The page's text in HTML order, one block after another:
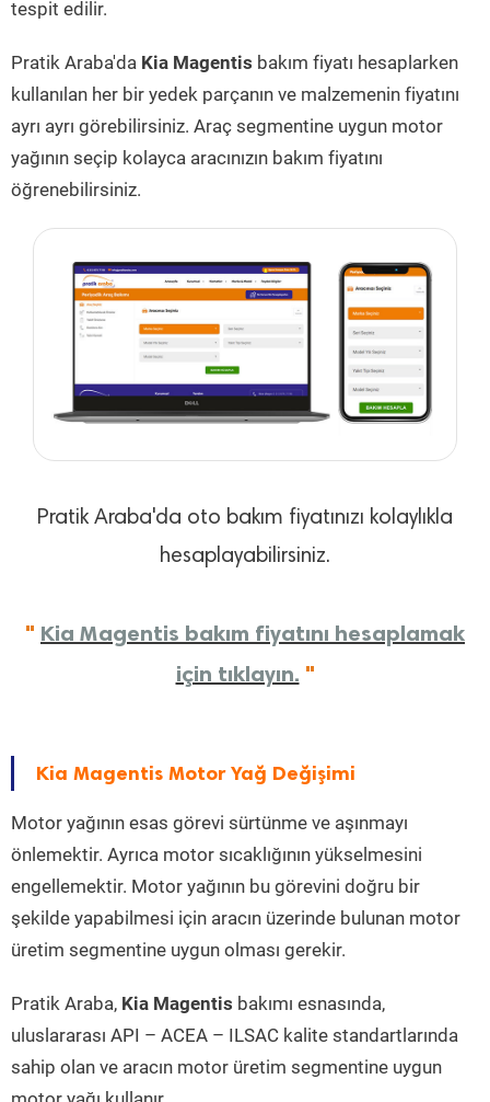
tespit edilir.
Pratik Araba'da Kia Magentis bakım fiyatı hesaplarken
kullanılan her bir yedek parçanın ve malzemenin fiyatını
ayrı ayrı görebilirsiniz. Araç segmentine uygun motor
yağının seçip kolayca aracınızın bakım fiyatını
öğrenebilirsiniz.
Pratik Araba'da oto bakım fiyatınızı kolaylıkla
hesaplayabilirsiniz.
" Kia Magentis bakım fiyatını hesaplamak
için tıklayın. "
Kia Magentis Motor Yağ Değişimi
Motor yağının esas görevi sürtünme ve aşınmayı
önlemektir. Ayrıca motor sıcaklığının yükselmesini
engellemektir. Motor yağının bu görevini doğru bir
şekilde yapabilmesi için aracın üzerinde bulunan motor
üretim segmentine uygun olması gerekir.
Pratik Araba, Kia Magentis bakımı esnasında,
uluslararası API – ACEA – ILSAC kalite standartlarında
sahip olan ve aracın motor üretim segmentine uygun